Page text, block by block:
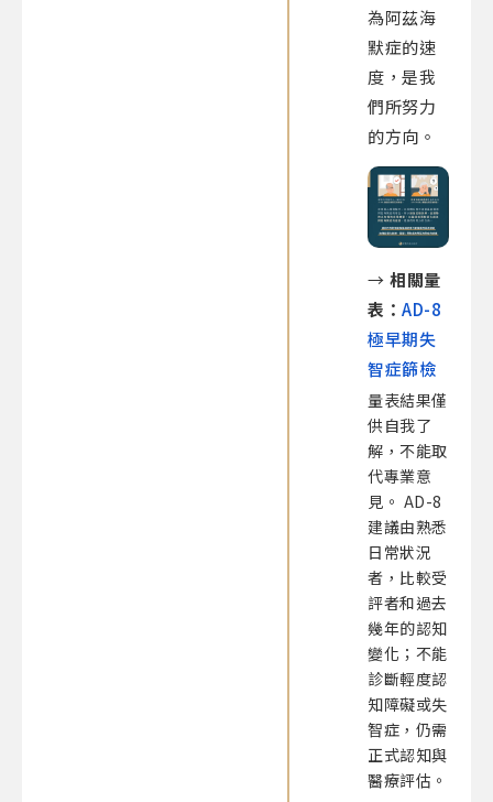
為阿茲海
默症的速
度，是我
們所努力
的方向。
→ 相關量
表：AD-8
極早期失
智症篩檢
量表結果僅
供自我了
解，不能取
代專業意
見。 AD-8
建議由熟悉
日常狀況
者，比較受
評者和過去
幾年的認知
變化；不能
診斷輕度認
知障礙或失
智症，仍需
正式認知與
醫療評估。